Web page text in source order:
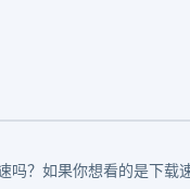
吗？如果你想看的是下载